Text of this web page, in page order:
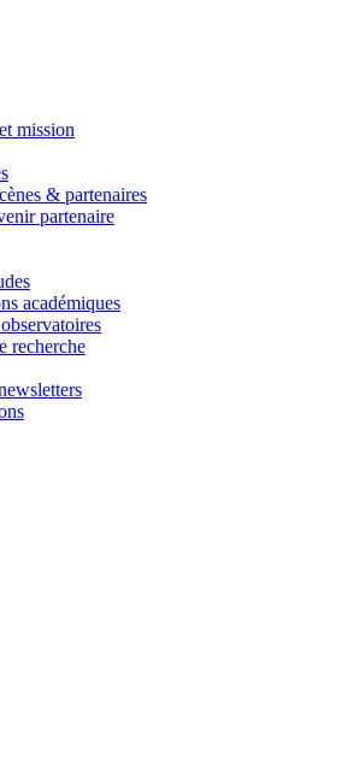
mission
& partenaires
partenaire
académiques
recherche